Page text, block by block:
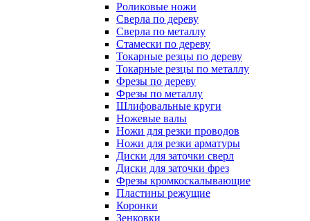
Роликовые ножи
Сверла по дереву
Сверла по металлу
Стамески по дереву
Токарные резцы по дереву
Токарные резцы по металлу
Фрезы по дереву
Фрезы по металлу
Шлифовальные круги
Ножевые валы
Ножи для резки проводов
Ножи для резки арматуры
Диски для заточки сверл
Диски для заточки фрез
Фрезы кромкоскалывающие
Пластины режущие
Коронки
Зенковки